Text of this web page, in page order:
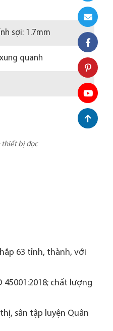
sợi: 1.7mm
quanh
thiết bị đọc
63 tỉnh, thành, với
45001:2018; chất lượng
sân tập luyện Quân